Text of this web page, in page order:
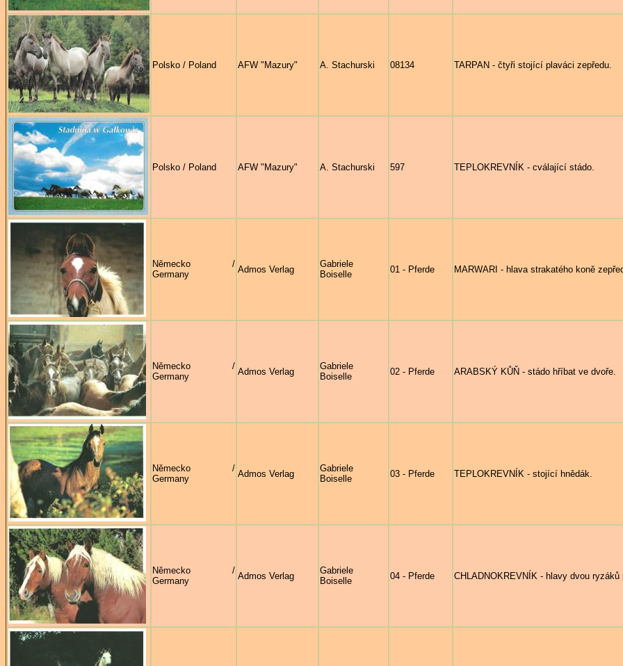
Polsko / Poland AFW "Mazury" A. Stachurski 08134 TARPAN - čtyři stojící plaváci zepředu.
Polsko / Poland AFW "Mazury" A. Stachurski 597 TEPLOKREVNÍK - cválající stádo.
Německo /
Germany
Admos Verlag
Gabriele
Boiselle
01 - Pferde MARWARI - hlava strakatého koně
Německo /
Germany
Admos Verlag
Gabriele
Boiselle
02 - Pferde ARABSKÝ KŮŇ - stádo hříbat ve dvoře.
Německo /
Germany
Admos Verlag
Gabriele
Boiselle
03 - Pferde TEPLOKREVNÍK - stojící hnědák.
Německo /
Germany
Admos Verlag
Gabriele
Boiselle
04 - Pferde CHLADNOKREVNÍK - hlavy dvou ryzáků